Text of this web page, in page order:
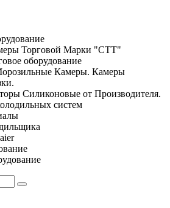
Торговой Марки "СТТ"
оборудование
Камеры. Камеры
Силиконовые от Производителя.
систем